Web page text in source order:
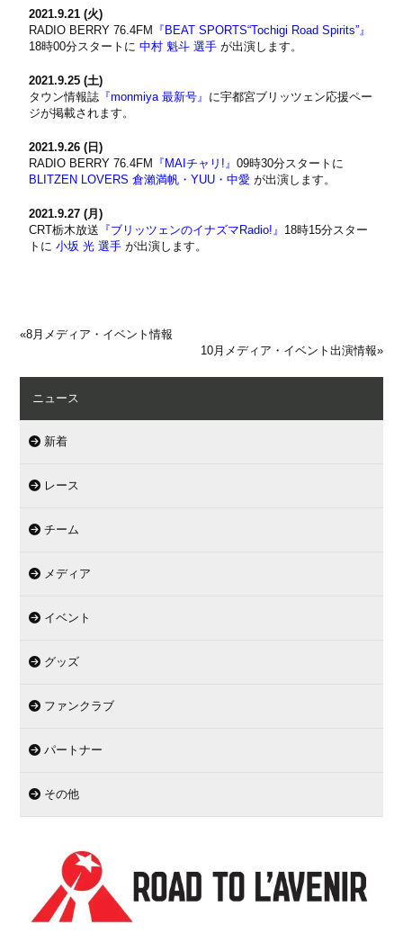
2021.9.21 (火)
RADIO BERRY 76.4FM
『BEAT SPORTS“Tochigi Road Spirits”』
18時00分スタートに 中村 魁斗 選手 が出演します。
2021.9.25 (土)
タウン情報誌 『monmiya 最新号』 に宇都宮ブリッツェン応援ペー
ジが掲載されます。
2021.9.26 (日)
RADIO BERRY 76.4FM
『MAIチャリ!』09時30分スタートに
BLITZEN LOVERS 倉瀨満帆・YUU・中愛 が出演します。
2021.9.27 (月)
CRT栃木放送 『ブリッツェンのイナズマRadio!』 18時15分スター
トに 小坂 光 選手 が出演します。
«8月メディア・イベント情報
10月メディア・イベント出演情報»
ニュース
新着
レース
チーム
メディア
イベント
グッズ
ファンクラブ
パートナー
その他